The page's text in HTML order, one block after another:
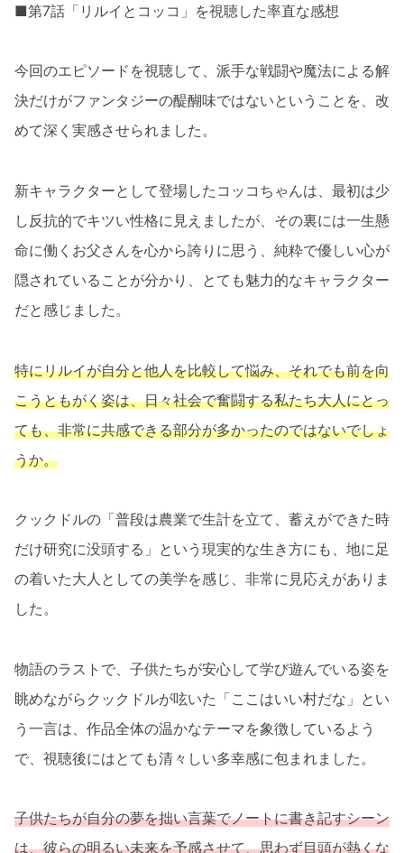
■第7話「リルイとコッコ」を視聴した率直な感想
今回のエピソードを視聴して、派手な戦闘や魔法による解
決だけがファンタジーの醍醐味ではないということを、改
めて深く実感させられました。
新キャラクターとして登場したコッコちゃんは、最初は少
し反抗的でキツい性格に見えましたが、その裏には一生懸
命に働くお父さんを心から誇りに思う、純粋で優しい心が
隠されていることが分かり、とても魅力的なキャラクター
だと感じました。
特にリルイが自分と他人を比較して悩み、それでも前を向
こうともがく姿は、日々社会で奮闘する私たち大人にとっ
ても、非常に共感できる部分が多かったのではないでしょ
うか。
クックドルの「普段は農業で生計を立て、蓄えができた時
だけ研究に没頭する」という現実的な生き方にも、地に足
の着いた大人としての美学を感じ、非常に見応えがありま
した。
物語のラストで、子供たちが安心して学び遊んでいる姿を
眺めながらクックドルが呟いた「ここはいい村だな」とい
う一言は、作品全体の温かなテーマを象徴しているよう
で、視聴後にはとても清々しい多幸感に包まれました。
子供たちが自分の夢を拙い言葉でノートに書き記すシーン
は、彼らの明るい未来を予感させて、思わず目頭が熱くな